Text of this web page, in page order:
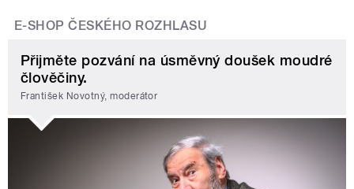
E-SHOP ČESKÉHO ROZHLASU
Přijměte pozvání na úsměvný doušek moudré
člověčiny.
František Novotný, moderátor